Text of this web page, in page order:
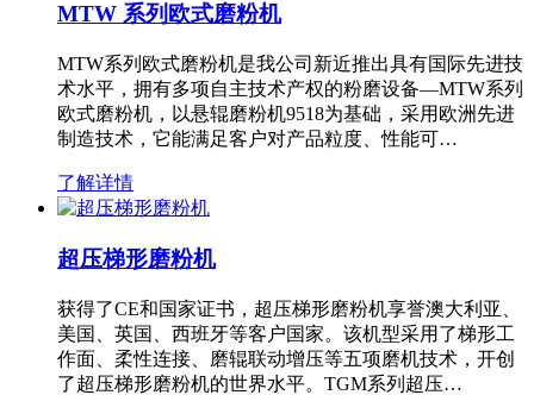
MTW 系列欧式磨粉机
MTW系列欧式磨粉机是我公司新近推出具有国际先进技
术水平，拥有多项自主技术产权的粉磨设备—MTW系列
欧式磨粉机，以悬辊磨粉机9518为基础，采用欧洲先进
制造技术，它能满足客户对产品粒度、性能可…
了解详情
超压梯形磨粉机
获得了CE和国家证书，超压梯形磨粉机享誉澳大利亚、
美国、英国、西班牙等客户国家。该机型采用了梯形工
作面、柔性连接、磨辊联动增压等五项磨机技术，开创
了超压梯形磨粉机的世界水平。TGM系列超压…